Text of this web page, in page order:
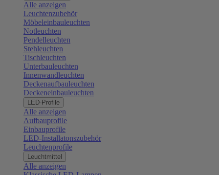
Alle anzeigen
Leuchtenzubehör
Möbeleinbauleuchten
Notleuchten
Pendelleuchten
Stehleuchten
Tischleuchten
Unterbauleuchten
Innenwandleuchten
Deckenaufbauleuchten
Deckeneinbauleuchten
LED-Profile
Alle anzeigen
Aufbauprofile
Einbauprofile
LED-Installatonszubehör
Leuchtenprofile
Leuchtmittel
Alle anzeigen